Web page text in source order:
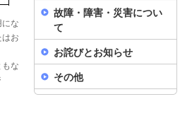
な
お
な
故障・障害・災害につい
て
お詫びとお知らせ
その他